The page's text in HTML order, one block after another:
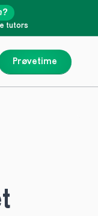
Prøvetime
tutors